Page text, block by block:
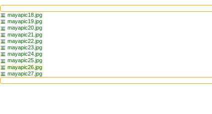
mayapic18.jpg
mayapic19.jpg
mayapic20.jpg
mayapic21.jpg
mayapic22.jpg
mayapic23.jpg
mayapic24.jpg
mayapic25.jpg
mayapic26.jpg
mayapic27.jpg